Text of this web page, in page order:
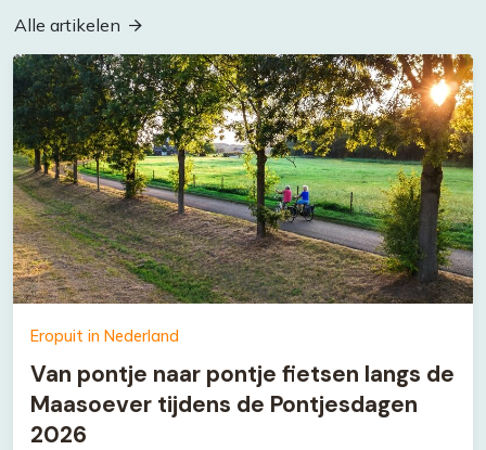
Alle artikelen
Eropuit in Nederland
Van pontje naar pontje fietsen langs de
Maasoever tijdens de Pontjesdagen
2026